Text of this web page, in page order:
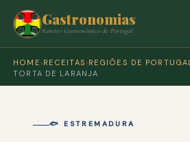
Gastronomias
Roteiro Gastronómico de Portugal
HOME › RECEITAS › REGIÕES DE PORTUGAL
TORTA DE LARANJA
🐟 ESTREMADURA